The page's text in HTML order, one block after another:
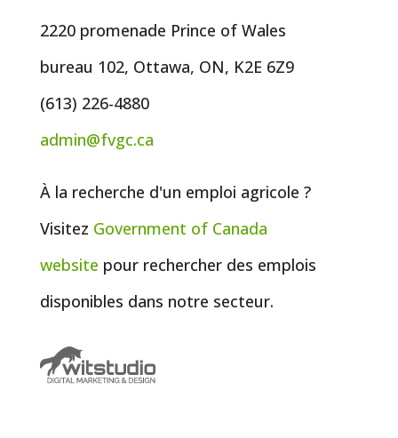
2220 promenade Prince of Wales
bureau 102, Ottawa, ON, K2E 6Z9
(613) 226-4880
admin@fvgc.ca
À la recherche d'un emploi agricole ?
Visitez Government of Canada
website pour rechercher des emplois
disponibles dans notre secteur.